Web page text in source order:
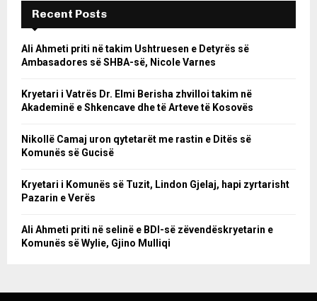
Recent Posts
Ali Ahmeti priti në takim Ushtruesen e Detyrës së
Ambasadores së SHBA-së, Nicole Varnes
Kryetari i Vatrës Dr. Elmi Berisha zhvilloi takim në
Akademinë e Shkencave dhe të Arteve të Kosovës
Nikollë Camaj uron qytetarët me rastin e Ditës së
Komunës së Gucisë
Kryetari i Komunës së Tuzit, Lindon Gjelaj, hapi zyrtarisht
Pazarin e Verës
Ali Ahmeti priti në selinë e BDI-së zëvendëskryetarin e
Komunës së Wylie, Gjino Mulliqi